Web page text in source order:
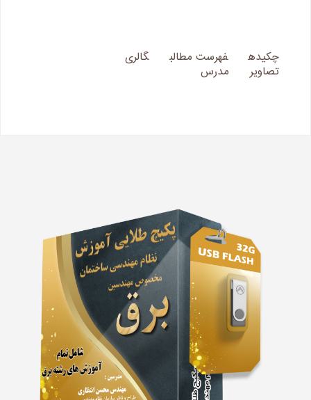
چکیده فهرست مطالب گالری
تصاویر مدرس